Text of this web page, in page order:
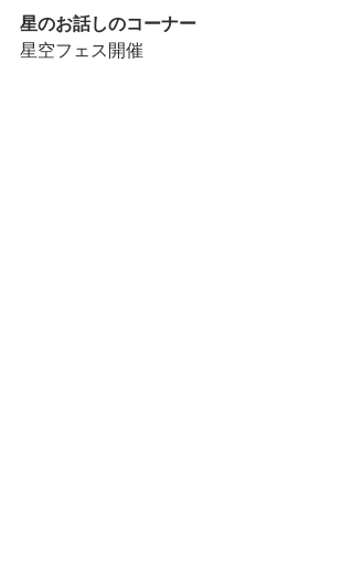
星のお話しのコーナー
星空フェス開催